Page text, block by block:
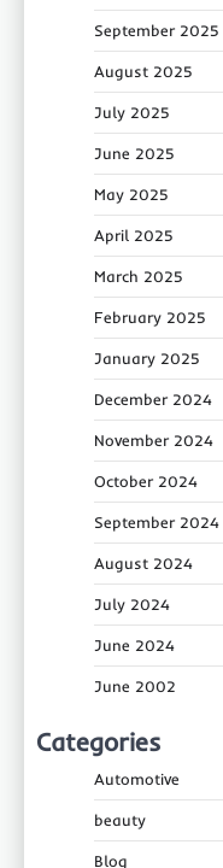
September 2025
August 2025
July 2025
June 2025
May 2025
April 2025
March 2025
February 2025
January 2025
December 2024
November 2024
October 2024
September 2024
August 2024
July 2024
June 2024
June 2002
Categories
Automotive
beauty
Blog